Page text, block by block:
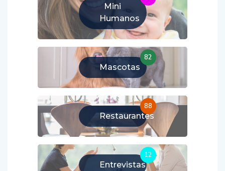
Mini
Humanos
Mascotas
82
Restaurantes
88
Entrevistas
12